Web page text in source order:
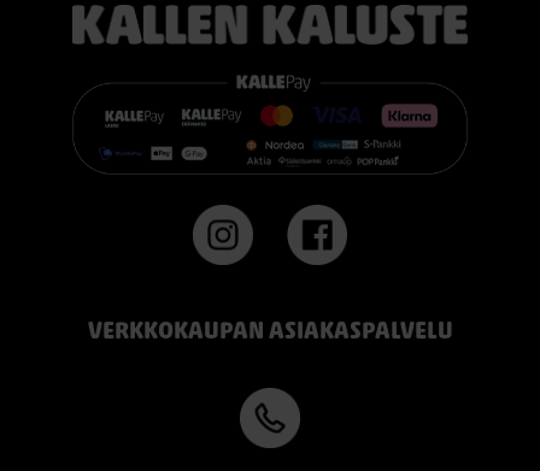
VERKKOKAUPAN ASIAKASPALVELU